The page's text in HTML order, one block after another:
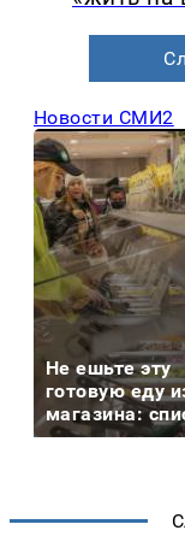
Новости СМИ2
Не ешьте эту
готовую еду
магазина: